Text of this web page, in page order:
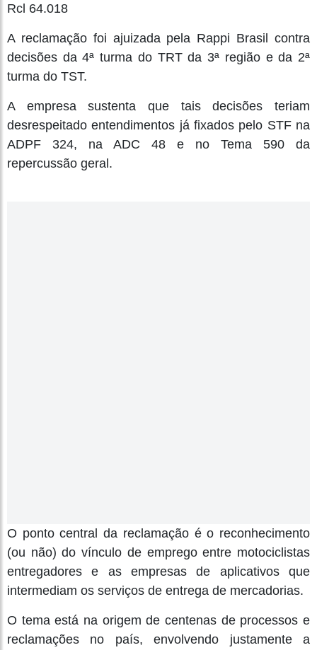
Rcl 64.018
A reclamação foi ajuizada pela Rappi Brasil contra
decisões da 4ª turma do TRT da 3ª região e da 2ª
turma do TST.
A empresa sustenta que tais decisões teriam
desrespeitado entendimentos já fixados pelo STF na
ADPF 324, na ADC 48 e no Tema 590 da
repercussão geral.
O ponto central da reclamação é o reconhecimento
(ou não) do vínculo de emprego entre motociclistas
entregadores e as empresas de aplicativos que
intermediam os serviços de entrega de mercadorias.
O tema está na origem de centenas de processos e
reclamações no país, envolvendo justamente a